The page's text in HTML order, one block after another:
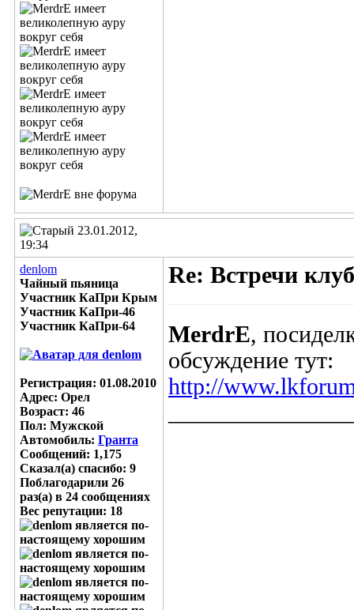
23.01.2012,
19:34
denlom
Чайный пьяница
Участник КаПри Крым
Участник КаПри-46
Участник КаПри-64
Регистрация: 01.08.2010
Адрес: Орел
Возраст: 46
Пол: Мужской
Автомобиль: Гранта
Сообщений: 1,175
Сказал(а) спасибо: 9
Поблагодарили 26
раз(а) в 24 сообщениях
Вес репутации: 18
Re: Встречи
MerdrE,
обсуждение тут:
http://